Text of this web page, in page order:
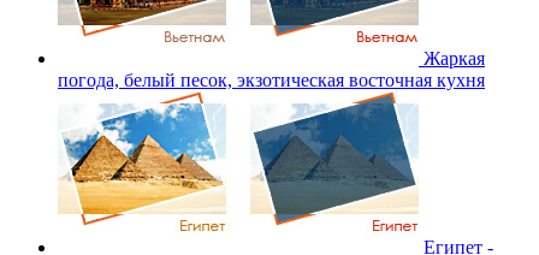
Жаркая
погода, белый песок, экзотическая восточная кухня
Египет -